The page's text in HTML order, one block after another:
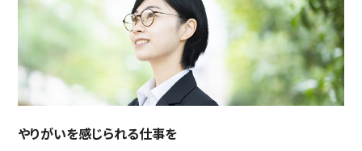
やりがいを感じられる仕事を